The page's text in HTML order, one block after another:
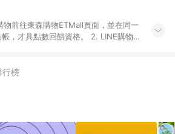
物前往東森購物ETMall頁面，並在同一
，才具點數回饋資格。 2. LINE購物
。 3. 如購買以下類別商品，將無法獲
「草莓網」全館商品。 4. 如取消訂
有折扣優惠後之最終發票金額計算，
行榜